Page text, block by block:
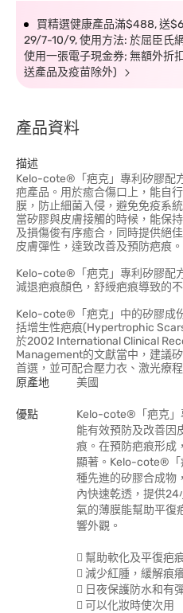
買精選健康產品滿$488, 送
29/7-10/9, 使用方法: 於屈臣氏
使用一張電子現金券; 無額外折
送產品及疫苗除外)
產品資料
描述
Kelo-cote®「疤克」專利矽膠配
疤產品。用於癒合傷口上，能自
膜，防止細菌入侵，避免免疫系
當矽膠與皮膚接觸的時候，能保
及損傷俊有序癒合，同時提供絕
皮膚彈性，達致改善及預防疤痕。
Kelo-cote®「疤克」專利矽膠配
減退疤痕顏色，舒綬疤痕導致的
Kelo-cote®「疤克」中的矽膠成
括增生性疤痕(Hypertrophic
於2002 International Clinical
Management的文獻當中，建議
首選，並可配合壓力衣、激光療
原產地
美國
優點
Kelo-cote®「疤克」
能有效預防及改善因
痕。在預防疤痕形成
顯著。Kelo-cote®「
種先進的矽膠合成物
內快速乾透，提供
氣的薄膜能幫助平復
響外觀。
 幫助軟化及平復疤
 減少紅腫，緩解痕
 日夜保護防水和有
 可以化妝時使次用